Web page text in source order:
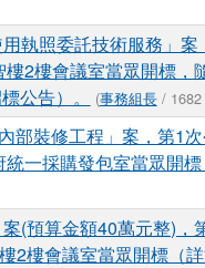
執照委託技術服務」
2樓會議室當眾開標，
公告）。
(事務組長/ 1682
部裝修工程」案，第1
一採購發包室當眾開
(預算金額40萬元整)，
2樓會議室當眾開標（